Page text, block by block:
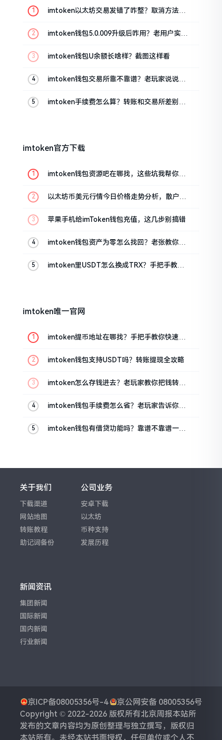
imtoken以太坊交易发错了咋整？取消方法告
imtoken钱包5.0.009升级后咋用？老用户实测
imtoken钱包U余额长啥样？截图这样看
imtoken钱包交易所靠不靠谱？老玩家说说心
imtoken手续费怎么算？转账和交易所差别大
imtoken官方下载
imtoken钱包资源吧在哪找，这些坑我帮你趟
以太坊币美元行情今日价格走势分析，散户如
苹果手机给imToken钱包充值，这几步别搞错
imtoken钱包资产为零怎么找回？老张教你几
imtoken里USDT怎么换成TRX？手把手教你
imtoken唯一官网
imtoken提币地址在哪找？手把手教你快速查
imtoken钱包支持USDT吗？转账提现全攻略
imtoken怎么存钱进去？老玩家教你把钱转进
imtoken钱包手续费怎么省？老玩家告诉你几
imtoken钱包有借贷功能吗？靠谱不靠谱一文
关于我们
下载渠道
网站地图
转账教程
助记词备份
公司业务
安卓下载
以太坊
币种支持
发展历程
新闻资讯
集团新闻
国际新闻
国内新闻
行业新闻
京ICP备08005356号-4
京公网安备 08005356号
Copyright © 2022-2026 版权所有北京周报本站所
发布的文章内容均为原创整理与独立撰写，版权归
本站所有。未经本站书面授权，任何单位或个人不